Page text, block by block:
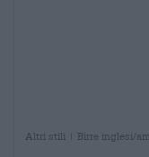
Altri stili | Birre inglesi/